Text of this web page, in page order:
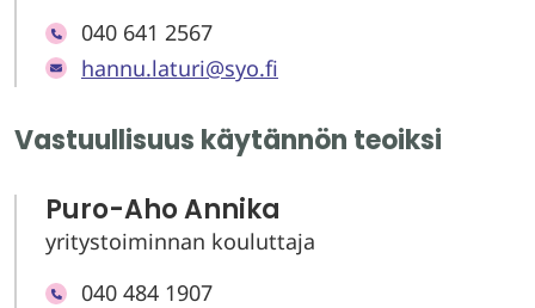
040 641 2567
hannu.laturi@syo.fi
Vastuullisuus käytännön teoiksi
Puro-Aho Annika
yritystoiminnan kouluttaja
040 484 1907